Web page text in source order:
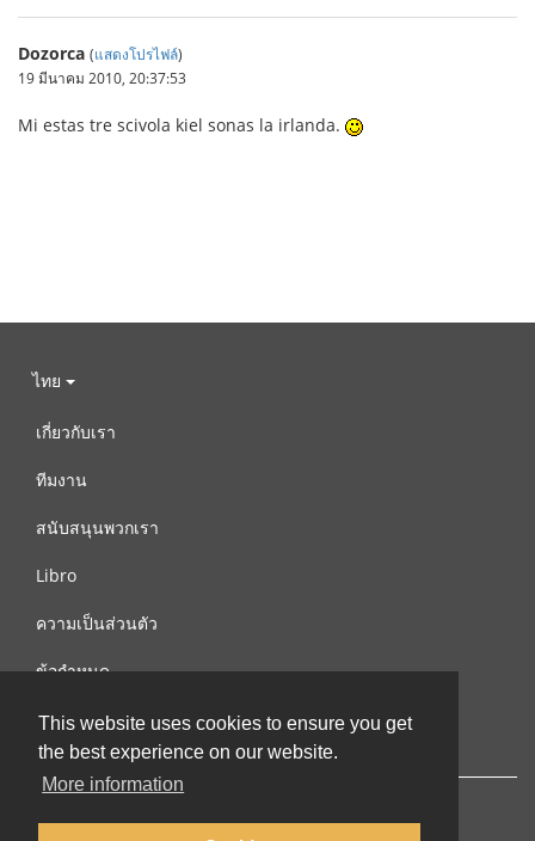
This website uses cookies to ensure you get
the best experience on our website.
More information
Dozorca (แสดงโปรไฟล์)
19 มีนาคม 2010, 20:37:53
Mi estas tre scivola kiel sonas la irlanda.
ไทย
เกี่ยวกับเรา
ทีมงาน
สนับสนุนพวกเรา
Libro
ความเป็นส่วนตัว
ข้อกำหนด
ติดต่อเรา